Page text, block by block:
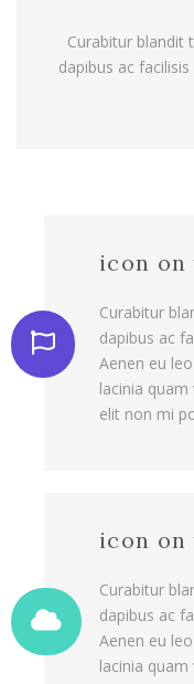
Curabitur blandit
dapibus ac
icon on
Curabitur
dapibus ac
Aenen eu
lacinia
elit non mi
icon on
Curabitur
dapibus ac
Aenen eu
lacinia